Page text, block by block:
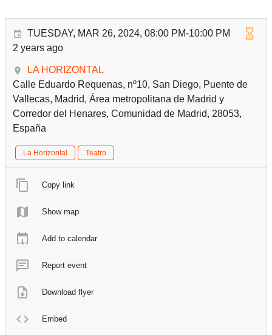
TUESDAY, MAR 26, 2024, 08:00 PM-10:00 PM
2 years ago
LA HORIZONTAL
Calle Eduardo Requenas, nº10, San Diego, Puente de
Vallecas, Madrid, Área metropolitana de Madrid y
Corredor del Henares, Comunidad de Madrid, 28053,
España
La Horizontal Teatro
Copy link
Show map
Add to calendar
Report event
Download flyer
Embed